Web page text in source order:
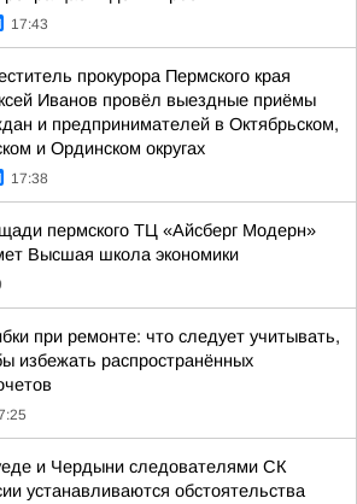
17:43
прокурора Пермского края
Иванов провёл выездные приёмы
и предпринимателей в Октябрьском,
и Ординском округах
17:38
пермского ТЦ «Айсберг Модерн»
Высшая школа экономики
при ремонте: что следует учитывать,
избежать распространённых
и Чердыни следователями СК
устанавливаются обстоятельства